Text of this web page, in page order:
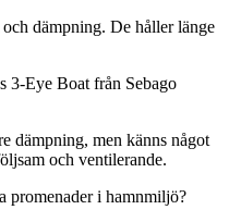
dämpning. De håller länge
3-Eye Boat från Sebago
dämpning, men känns något
och ventilerande.
promenader i hamnmiljö?